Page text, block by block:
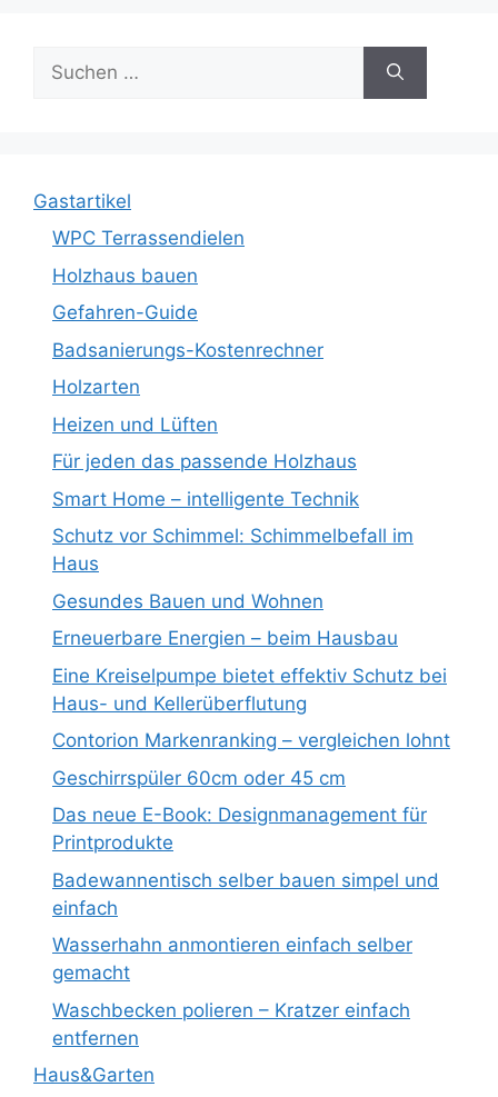
nach:
Gastartikel
WPC Terrassendielen
Holzhaus bauen
Gefahren-Guide
Badsanierungs-Kostenrechner
Holzarten
Heizen und Lüften
Für jeden das passende Holzhaus
Smart Home – intelligente Technik
Schutz vor Schimmel: Schimmelbefall im
Haus
Gesundes Bauen und Wohnen
Erneuerbare Energien – beim Hausbau
Eine Kreiselpumpe bietet effektiv Schutz bei
Haus- und Kellerüberflutung
Contorion Markenranking – vergleichen lohnt
Geschirrspüler 60cm oder 45 cm
Das neue E-Book: Designmanagement für
Printprodukte
Badewannentisch selber bauen simpel und
einfach
Wasserhahn anmontieren einfach selber
gemacht
Waschbecken polieren – Kratzer einfach
entfernen
Haus&Garten